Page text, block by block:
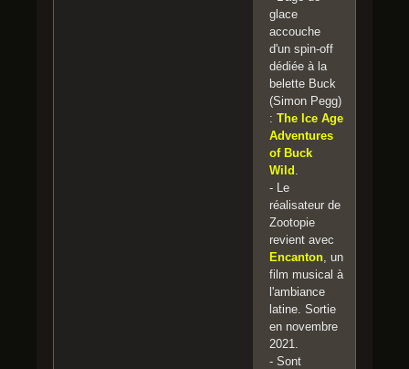
glace
accouche
d'un spin-off
dédiée à la
belette Buck
(Simon Pegg)
: The Ice Age
Adventures
of Buck
Wild
- Le
réalisateur de
Zootopie
revient avec
Encanton , un
film musical à
l'ambiance
latine. Sortie
en novembre
2021.
- Sont